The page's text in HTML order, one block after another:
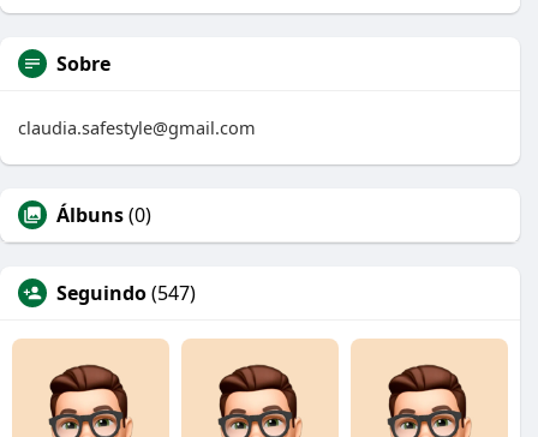
Sobre
claudia.safestyle@gmail.com
Álbuns(0)
Seguindo(547)